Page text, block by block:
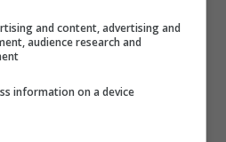
and content, advertising and
audience research and
information on a device